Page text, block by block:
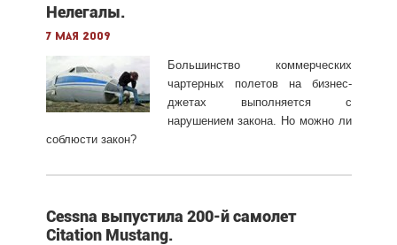
Нелегалы.
7 мая 2009
Большинство коммерческих
чартерных полетов на бизнес-
джетах выполняется с
нарушением закона. Но можно ли
соблюсти закон?
Cessna выпустила 200-й самолет
Citation Mustang.